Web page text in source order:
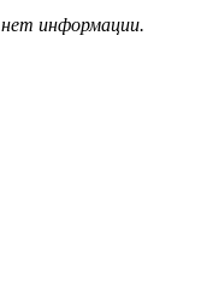
нет информации.